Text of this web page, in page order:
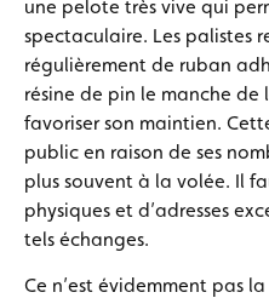
une pelote très vive qui
spectaculaire. Les palistes
régulièrement de ruban
résine de pin le manche de
favoriser son maintien.
public en raison de ses
plus souvent à la volée. Il
physiques et d’adresses
tels échanges.
Ce n’est évidemment pas